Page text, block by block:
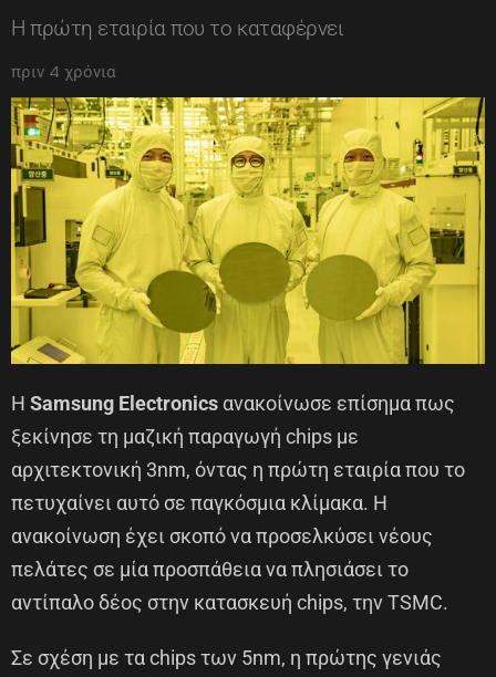
Η πρώτη εταιρία που το καταφέρνει
πριν 4 χρόνια
Η Samsung Electronics ανακοίνωσε επίσημα πως
ξεκίνησε τη μαζική παραγωγή chips με
αρχιτεκτονική 3nm, όντας η πρώτη εταιρία που το
πετυχαίνει αυτό σε παγκόσμια κλίμακα. Η
ανακοίνωση έχει σκοπό να προσελκύσει νέους
πελάτες σε μία προσπάθεια να πλησιάσει το
αντίπαλο δέος στην κατασκευή chips, την TSMC.
Σε σχέση με τα chips των 5nm, η πρώτης γενιάς